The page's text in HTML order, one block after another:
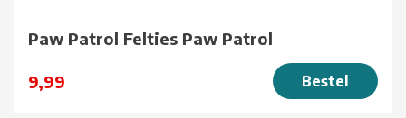
Paw Patrol Felties Paw Patrol
9,99 Bestel